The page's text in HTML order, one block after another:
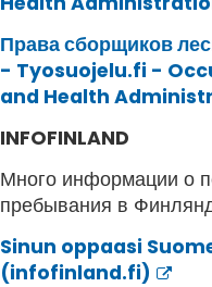
Права сборщиков
- Tyosuojelu.fi -
and Health
INFOFINLAND
Много информации о
пребывания в
Sinun oppaasi
(infofinland.fi)